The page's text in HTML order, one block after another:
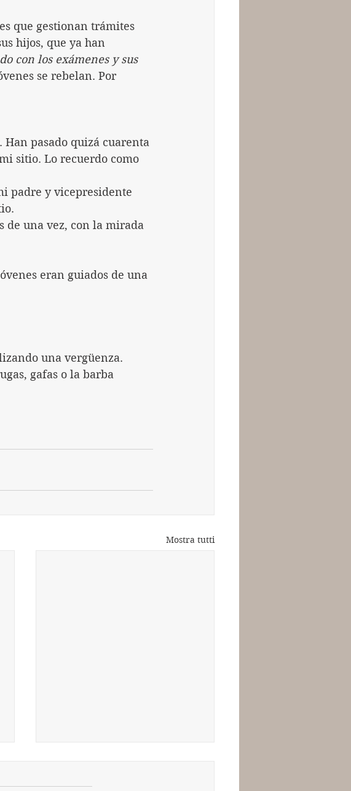
que gestionan trámites
hijos, que ya han
con los exámenes y sus
se rebelan. Por
pasado quizá cuarenta
sitio. Lo recuerdo como
padre y vicepresidente
de una vez, con la mirada
eran guiados de una
una vergüenza.
gafas o la barba
Mostra tutti